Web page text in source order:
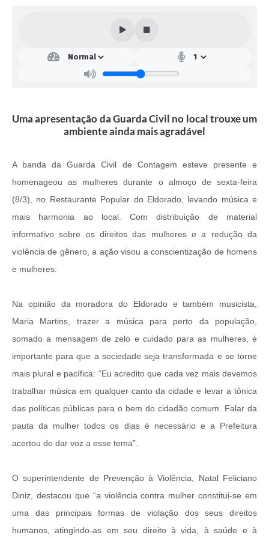
Uma apresentação da Guarda Civil no local trouxe um
ambiente ainda mais agradável
A banda da Guarda Civil de Contagem esteve presente e
homenageou as mulheres durante o almoço de sexta-feira
(8/3), no Restaurante Popular do Eldorado, levando música e
mais harmonia ao local. Com distribuição de material
informativo sobre os direitos das mulheres e a redução da
violência de gênero, a ação visou a conscientização de homens
e mulheres.
Na opinião da moradora do Eldorado e também musicista,
Maria Martins, trazer a música para perto da população,
somado a mensagem de zelo e cuidado para as mulheres, é
importante para que a sociedade seja transformada e se torne
mais plural e pacífica: “Eu acredito que cada vez mais devemos
trabalhar música em qualquer canto da cidade e levar a tônica
das políticas públicas para o bem do cidadão comum. Falar da
pauta da mulher todos os dias é necessário e a Prefeitura
acertou de dar voz a esse tema”.
O superintendente de Prevenção à Violência, Natal Feliciano
Diniz, destacou que “a violência contra mulher constitui-se em
uma das principais formas de violação dos seus direitos
humanos, atingindo-as em seu direito à vida, à saúde e à